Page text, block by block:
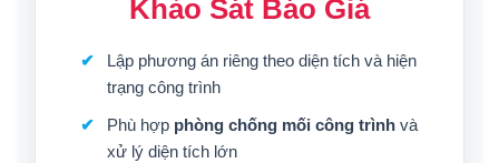
Khảo Sát Báo Giá
Lập phương án riêng theo diện tích và hiện
trạng công trình
Phù hợp phòng chống mối công trìnhvà
xử lý diện tích lớn